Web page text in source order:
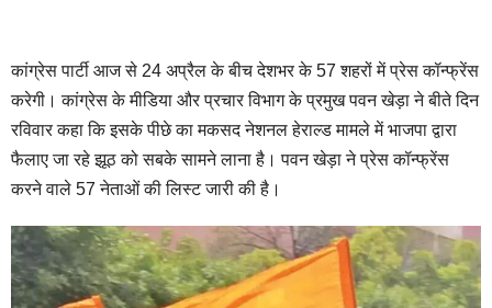
कांग्रेस पार्टी आज से 24 अप्रैल के बीच देशभर के 57 शहरों में प्रेस कॉन्फ्रेंस
करेगी। कांग्रेस के मीडिया और प्रचार विभाग के प्रमुख पवन खेड़ा ने बीते दिन
रविवार कहा कि इसके पीछे का मकसद नेशनल हेराल्ड मामले में भाजपा द्वारा
फैलाए जा रहे झूठ को सबके सामने लाना है। पवन खेड़ा ने प्रेस कॉन्फ्रेंस
करने वाले 57 नेताओं की लिस्ट जारी की है।